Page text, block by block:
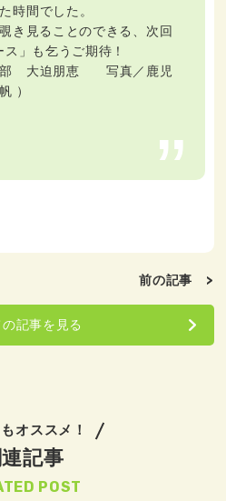
時間でした。
き見ることのできる、次回
」も乞うご期待！
部 大迫朋恵 写真／鹿児
）
前の記事 >
記事を見る
オススメ！
記事
POST